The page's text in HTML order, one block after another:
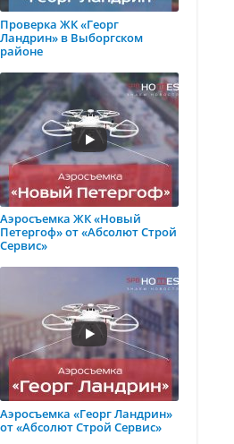
Проверка ЖК «Георг
Ландрин» в Выборгском
районе
Аэросъемка ЖК «Новый
Петергоф» от «Абсолют Строй
Сервис»
Аэросъемка «Георг Ландрин»
от «Абсолют Строй Сервис»